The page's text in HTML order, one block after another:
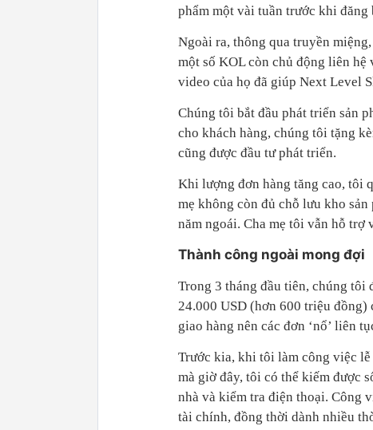
phẩm một vài tuần trước khi đăng
Ngoài ra, thông qua truyền
một số KOL còn chủ động liên
video của họ đã giúp Next Level
Chúng tôi bắt đầu phát triển sản
cho khách hàng, chúng tôi tặng
cũng được đầu tư phát triển.
Khi lượng đơn hàng tăng cao, tôi
mẹ không còn đủ chỗ lưu kho
năm ngoái. Cha mẹ tôi vẫn hỗ trợ
Thành công ngoài mong đợi
Trong 3 tháng đầu tiên, chúng tôi
24.000 USD (hơn 600 triệu
giao hàng nên các đơn ‘nổ’ liên
Trước kia, khi tôi làm công việc
mà giờ đây, tôi có thể kiếm được
nhà và kiểm tra điện thoại. Công
tài chính, đồng thời dành nhiều